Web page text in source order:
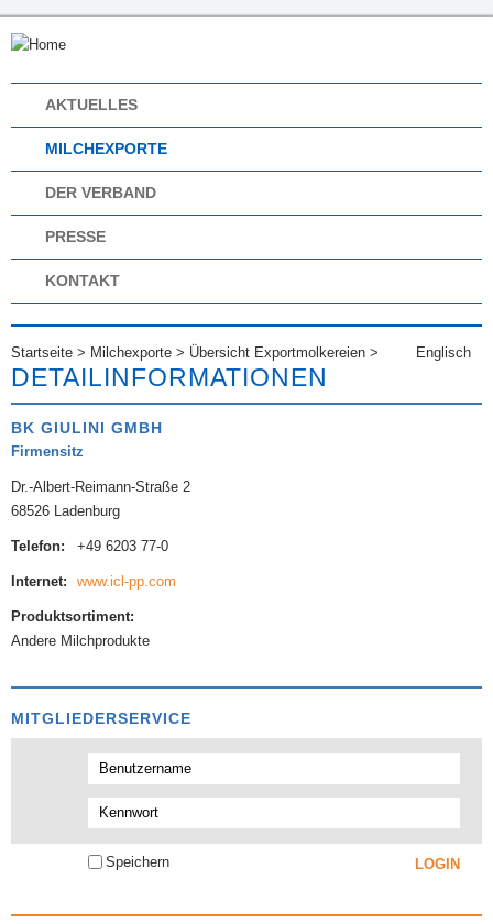
AKTUELLES
MILCHEXPORTE
DER VERBAND
PRESSE
KONTAKT
Startseite > Milchexporte > Übersicht Exportmolkereien > Englisch
DETAILINFORMATIONEN
BK GIULINI GMBH
Firmensitz
Dr.-Albert-Reimann-Straße 2
68526 Ladenburg
Telefon: +49 6203 77-0
Internet: www.icl-pp.com
Produktsortiment:
Andere Milchprodukte
MITGLIEDERSERVICE
Speichern